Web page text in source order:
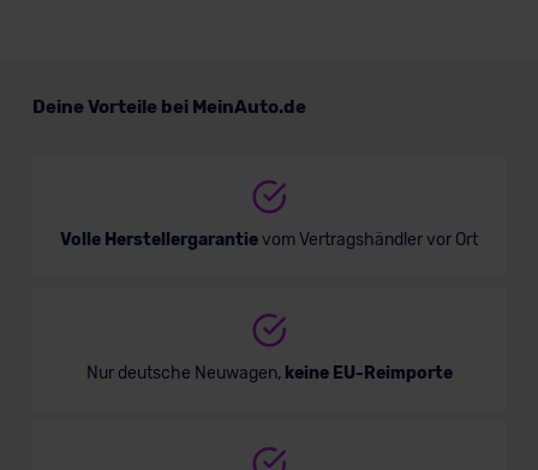
Deine Vorteile bei MeinAuto.de
Volle Herstellergarantievom Vertragshändler vor Ort
Nur deutsche Neuwagen, keine EU-Reimporte